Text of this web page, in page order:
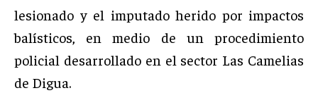
lesionado y el imputado herido por impactos
balísticos, en medio de un procedimiento
policial desarrollado en el sector Las Camelias
de Digua.